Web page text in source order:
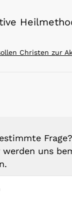
Christen zur
uns